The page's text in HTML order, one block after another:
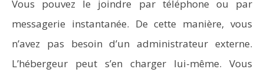
Vous pouvez le joindre par téléphone ou par
messagerie instantanée. De cette manière, vous
n’avez pas besoin d’un administrateur externe.
L’hébergeur peut s’en charger lui-même. Vous